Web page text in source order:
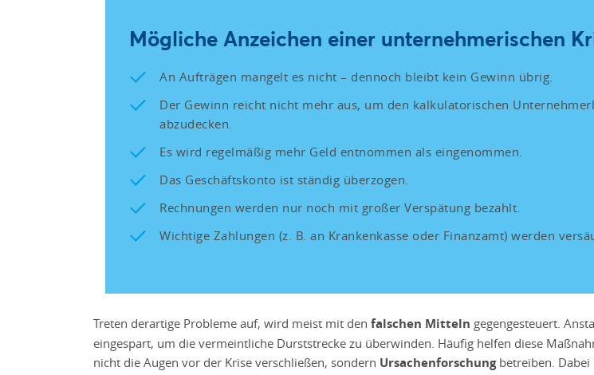
Mögliche Anzeichen einer unternehmerischen
An Aufträgen mangelt es nicht – dennoch bleibt kein Gewinn übrig.
Der Gewinn reicht nicht mehr aus, um den kalkulatorischen
abzudecken.
Es wird regelmäßig mehr Geld entnommen als eingenommen.
Das Geschäftskonto ist ständig überzogen.
Rechnungen werden nur noch mit großer Verspätung bezahlt.
Wichtige Zahlungen (z. B. an Krankenkasse oder Finanzamt) werden
Treten derartige Probleme auf, wird meist mit den falschen Mitteln gegengesteuert.
eingespart, um die vermeintliche Durststrecke zu überwinden. Häufig helfen diese
nicht die Augen vor der Krise verschließen, sondern Ursachenforschungbetreiben. Dabei